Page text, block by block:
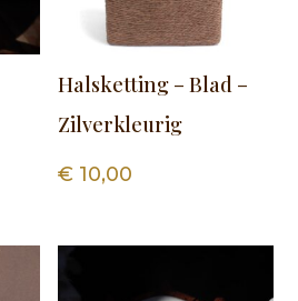
Halsketting – Blad –
Zilverkleurig
€ 10,00